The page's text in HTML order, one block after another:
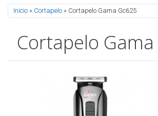
Se encuentra usted aquí
Inicio » Cortapelo » Cortapelo Gama Gc625
Cortapelo